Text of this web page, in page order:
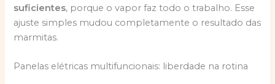
suficientes, porque o vapor faz todo o trabalho. Esse
ajuste simples mudou completamente o resultado das
marmitas.
Panelas elétricas multifuncionais: liberdade na rotina